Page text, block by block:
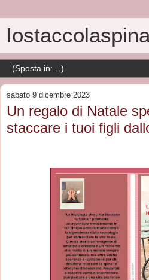
sabato 9 dicembre 2023
Un regalo di Natale
staccare i tuoi figli